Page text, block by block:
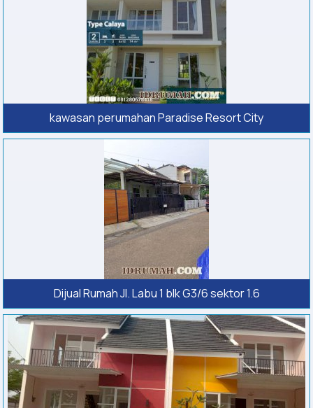
kawasan perumahan Paradise Resort City
Dijual Rumah Jl. Labu 1 blk G3/6 sektor 1.6